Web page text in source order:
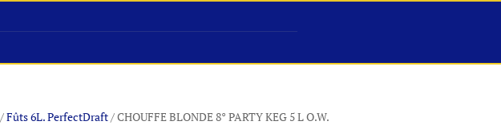
/Fûts 6L. PerfectDraft / CHOUFFE BLONDE 8° PARTY KEG 5 L O.W.